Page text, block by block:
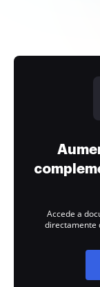
Accede a
directamente